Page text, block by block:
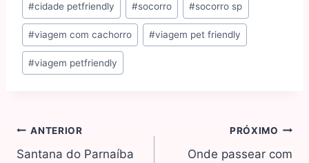
#cidade petfriendly #socorro #socorro sp
#viagem com cachorro #viagem pet friendly
#viagem petfriendly
ANTERIOR
Santana do Parnaíba
PRÓXIMO
Onde passear com